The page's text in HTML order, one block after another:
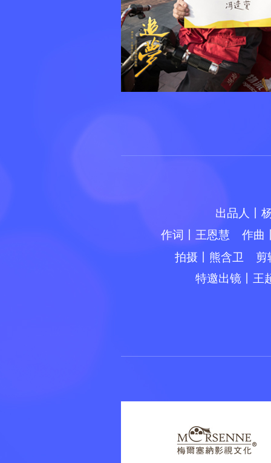
出品人
作词
丨王恩慧 作曲
拍摄 丨熊含卫
剪
特邀出镜丨